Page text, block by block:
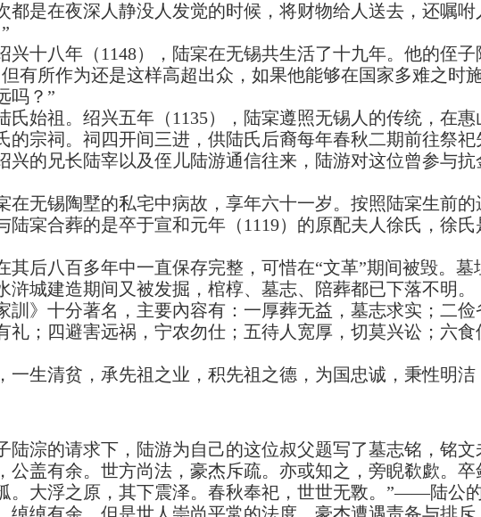
都是在夜深人静没人发觉的时候，将财物给人送去，还嘱咐
十八年（1148），陆宲在无锡共生活了十九年。他的侄子
有所作为还是这样高超出众，如果他能够在国家多难之时
吗？”
始祖。绍兴五年（1135），陆宲遵照无锡人的传统，在惠
的宗祠。祠四开间三进，供陆氏后裔每年春秋二期前往祭祀
兴的兄长陆宰以及侄儿陆游通信往来，陆游对这位曾参与抗
无锡陶墅的私宅中病故，享年六十一岁。按照陆宲生前的
陆宲合葬的是卒于宣和元年（1119）的原配夫人徐氏，徐氏
后八百多年中一直保存完整，可惜在“文革”期间被毁。墓
城建造期间又被发掘，棺椁、墓志、陪葬都已下落不明。
》十分著名，主要內容有：一厚葬无益，墓志求实；二俭
礼；四避害远祸，宁农勿仕；五待人宽厚，切莫兴讼；六食
生清贫，承先祖之业，积先祖之德，为国忠诚，秉性明洁
淙的请求下，陆游为自己的这位叔父题写了墓志铭，铭文
公盖有余。世方尚法，豪杰斥疏。亦或知之，旁睨欷歔。卒
。大浮之原，其下震泽。春秋奉祀，世世无斁。”——陆公